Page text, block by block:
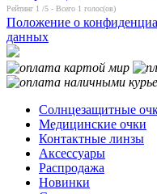
Рейтинг 1 /5 - Всего 1 голос(ов)
Положение о
данных
Солнцезащитные
Медицинские очки
Контактные линзы
Аксессуары
Распродажа
Новинки